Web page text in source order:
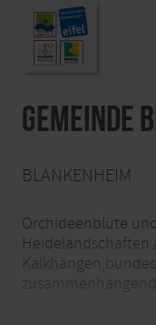
Gemeinde
BLANKENHEIM
Orchideenblüte
Heidelandschaften